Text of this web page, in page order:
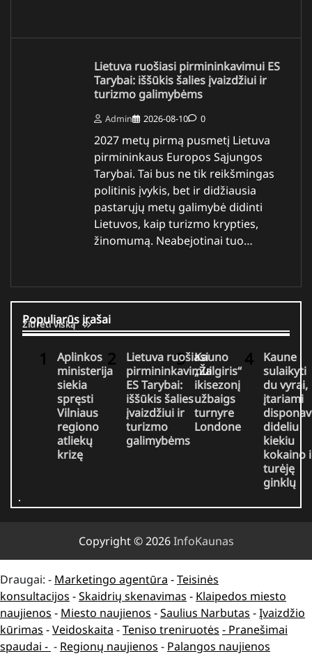
Lietuva ruošiasi pirmininkavimui ES
Tarybai: iššūkis šalies įvaizdžiui ir
turizmo galimybėms
Admin 2026-08-10 0
2027 metų pirmą pusmetį Lietuva
pirmininkaus Europos Sąjungos
Tarybai. Tai bus ne tik reikšmingas
politinis įvykis, bet ir didžiausia
pastarųjų metų galimybė didinti
Lietuvos, kaip turizmo krypties,
žinomumą. Neabejotinai tuo…
Populiarūs įrašai
Žiūrėti viską
Aplinkos
ministerija
siekia
spręsti
Vilniaus
regiono
atliekų
krizę
Lietuva ruošiasi
pirmininkavimui
ES Tarybai:
iššūkis šalies
įvaizdžiui ir
turizmo
galimybėms
Kauno
„Žalgiris“
ikisezonį
užbaigs
turnyre
Londone
Kaune
sulaikyti
du vyrai,
įtariami
dideliu
kiekiu
kokaino
turėję
ginklų
Copyright © 2026InfoKaunas
Draugai: - Marketingo agentūra -Teisinės
konsultacijos -Skaidrių skenavimas - Klaipedos miesto
naujienos - Miesto naujienos -Saulius Narbutas -Įvaizdžio
kūrimas -Veidoskaita -Teniso treniruotės - Pranešimai
spaudai - - Regionų naujienos - Palangos naujienos